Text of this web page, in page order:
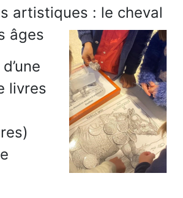
artistiques : le cheval
âges
livres